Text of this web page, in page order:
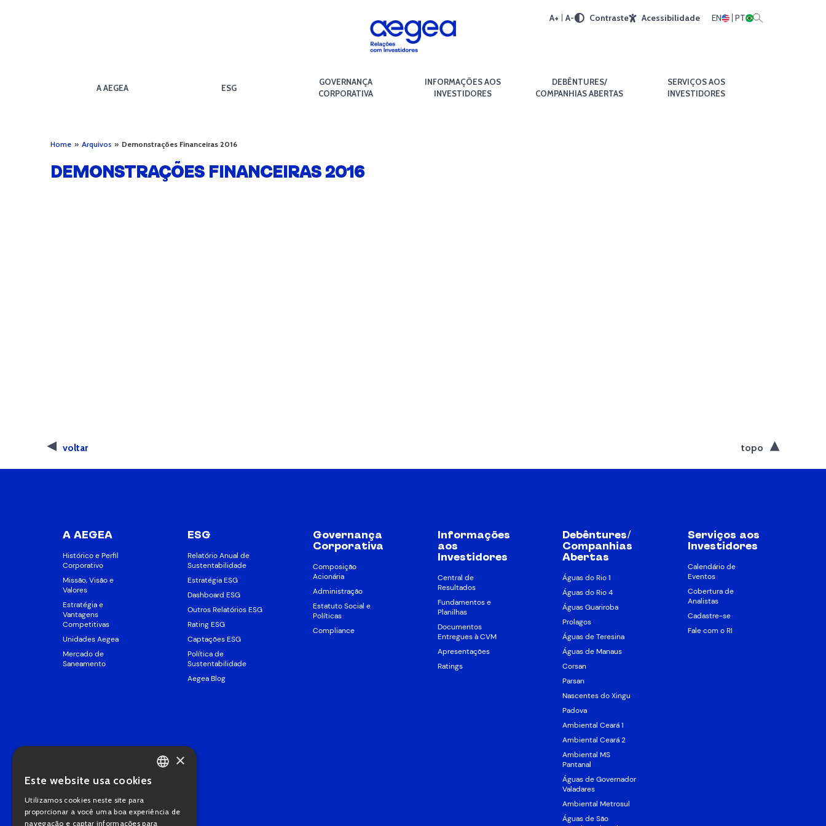
A+ A- Contraste Acessibilidade EN PT
A AEGEA ESG
GOVERNANÇA
CORPORATIVA
INFORMAÇÕES AOS
INVESTIDORES
DEBÊNTURES/
COMPANHIAS ABERTAS
SERVIÇOS AOS
INVESTIDORES
Home » Arquivos » Demonstrações Financeiras 2016
DEMONSTRAÇÕES FINANCEIRAS 2016
voltar topo
A AEGEA
Histórico e Perfil
Corporativo
Missão, Visão e
Valores
Estratégia e
Vantagens
Competitivas
Unidades Aegea
Mercado de
Saneamento
ESG
Relatório Anual de
Sustentabilidade
Estratégia ESG
Dashboard ESG
Outros Relatórios ESG
Rating ESG
Captações ESG
Política de
Sustentabilidade
Aegea Blog
Governança
Corporativa
Composição
Acionária
Administração
Estatuto Social e
Políticas
Compliance
Informações
aos
Investidores
Central de
Resultados
Fundamentos e
Planilhas
Documentos
Entregues à CVM
Apresentações
Ratings
Debêntures/
Companhias
Abertas
Águas do Rio 1
Águas do Rio 4
Águas Guariroba
Prolagos
Águas de Teresina
Águas de Manaus
Corsan
Parsan
Nascentes do Xingu
Padova
Ambiental Ceará 1
Ambiental Ceará 2
Ambiental MS
Pantanal
Águas de Governador
Valadares
Ambiental Metrosul
Águas de São
Serviços aos
Investidores
Calendário de
Eventos
Cobertura de
Analistas
Cadastre-se
Fale com o RI
PORTUGUESE
×
Este website usa cookies
Utilizamos cookies neste site para
proporcionar a você uma boa experiência de
navegação e captar informações para